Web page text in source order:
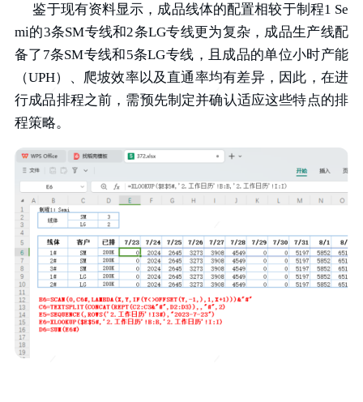
鉴于现有资料显示，成品线体的配置相较于制程1 Se
mi的3条SM专线和2条LG专线更为复杂，成品生产线配
备了7条SM专线和5条LG专线，且成品的单位小时产能
（UPH）、爬坡效率以及直通率均有差异，因此，在进
行成品排程之前，需预先制定并确认适应这些特点的排
程策略。